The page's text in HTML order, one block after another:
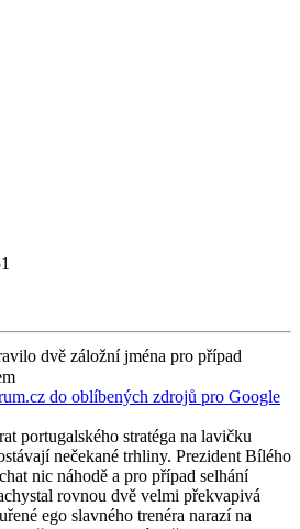
dvě záložní jména pro případ
do oblíbených zdrojů pro Google
portugalského stratéga na lavičku
nečekané trhliny. Prezident Bílého
nic náhodě a pro případ selhání
rovnou dvě velmi překvapivá
ego slavného trenéra narazí na